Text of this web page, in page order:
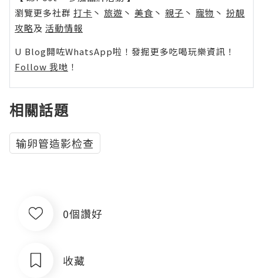
瀏覽更多社群 打卡 丶 旅遊 丶 美食 丶 親子 丶 寵物 丶 扮靚
攻略及 活動情報
U Blog開咗WhatsApp啦！發掘更多吃喝玩樂資訊！
Follow 我哋 ！
相關話題
输卵管造影检查
0個讚好
收藏